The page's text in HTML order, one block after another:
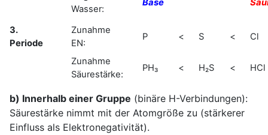
Wasser:
Base
3.
Periode
Zunahme
EN:
P < S < Cl
Zunahme
Säurestärke:
PH₃ < H₂S < HCl
b) Innerhalb einer Gruppe (binäre H-Verbindungen):
Säurestärke nimmt mit der Atomgröße zu (stärkerer
Einfluss als Elektronegativität).